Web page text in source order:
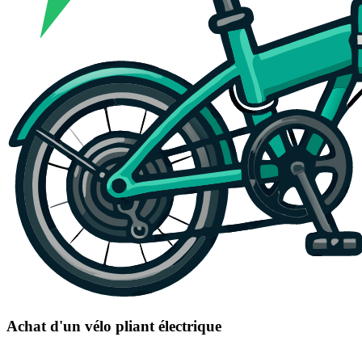
Achat d'un vélo pliant électrique